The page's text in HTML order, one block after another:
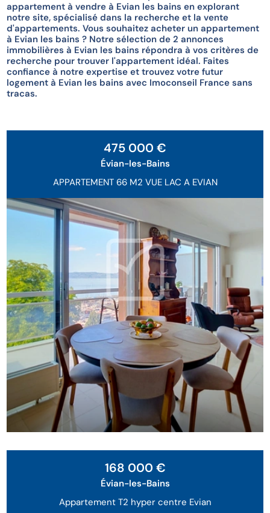
appartement à vendre à Evian les bains en explorant
notre site, spécialisé dans la recherche et la vente
d'appartements. Vous souhaitez acheter un appartement
à Evian les bains ? Notre sélection de 2 annonces
immobilières à Evian les bains répondra à vos critères de
recherche pour trouver l'appartement idéal. Faites
confiance à notre expertise et trouvez votre futur
logement à Evian les bains avec Imoconseil France sans
tracas.
APPARTEMENT 66 M2 VUE LAC A EVIAN
475 000 €
Évian-les-Bains
Appartement T2 hyper centre Evian
168 000 €
Évian-les-Bains